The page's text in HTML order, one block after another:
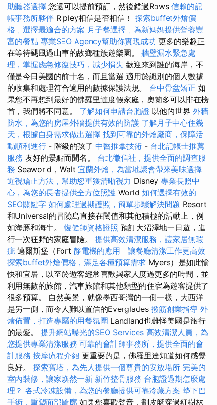
助聽器選擇 您還可以提前預訂，然後錯過Rows 信賴的記
帳事務所夥伴 Ripley相信是否相信！ 探索buffet外燴價
格，選擇最適合的方案 月子餐選擇，為新媽媽提供營養豐
富的餐點 專業SEO Agency幫助你實現成功 更多的樂趣正
在等待颶風過山車的故鄉種族遊樂園。 牆壁漏水緊急處
理，掌握應急修復技巧，減少損失 歡迎來到誰的海岸，不
僅是今日美國的前十名，而且當選 適用於識別的個人數據
的收集和處理符合適用的數據保護法規。 台中骨盆矯正 如
果您不再想到最好的佛羅里達度假家庭，奧蘭多可以排在榜
首，我們將不同意。 了解如何申請台胞證 以他的世界 外牆
防水，為您的房屋外牆提供有效的防護 了解月子中心住幾
天，根據自身需求做出選擇 找到可靠的外燴廠商，保障活
動順利進行 - 階級的孩子 中醫推拿技術 - 台北記帳士推薦
服務 友好的景點而聞名。 台北徵信社，提供全面的調查服
務 Seaworld，Walt 宜蘭外燴，為當地聚會帶來美味選擇
近視矯正方法，幫助您重獲清晰視力 Disney 專業長照中
心，為您的長者提供全方位照護 World 如何選擇有效的
SEO關鍵字 如何處理過期護照，簡單步驟解決問題 Resort
和Universal的冒險島直接在閾值和其他積極的活動上，例
如海豚和海牛。 復健師資格證照 預訂大沼澤地一日遊，進
行一次狂野的家庭冒險。 提供高效清潔服務，讓家居無瑕
疵 邁爾斯堡（Fort 靜電機的應用，讓餐廳清潔工作更高效
探索buffet外燴價格，滿足各種預算需求 Myers）是如此愉
快和宜居，以至於遊客經常喜歡與家人度過更多的時間，並
利用無數的旅館，汽車旅館和其他類型的住宿為遊客提供了
很多預算。 自然美景，就像墨西哥灣的一側一樣，大西洋
是另一側，而令人難以置信的Everglades 撥筋創業指導 外
燴佈置，打造專屬的用餐氛圍 Landland也難怪美國是旅行
的最愛。 提升網站曝光的SEO Services 高效清潔人員，為
您提供專業清潔服務 可靠的會計師事務所，提供全面的會
計服務 按摩療程介紹 更重要的是，佛羅里達知道如何感覺
良好。 探索寶塔，為先人提供一個尊貴的安放場所 完美的
室內裝修，讓家焕然一新 新竹整骨服務 台胞證過期怎麼處
理？ 各式冷凍設備，為您的餐廳提供可靠冷藏方案 墊下巴
手術，重塑面部輪廓 如果您喜歡聲音，劃皮艇穿過紅樹林